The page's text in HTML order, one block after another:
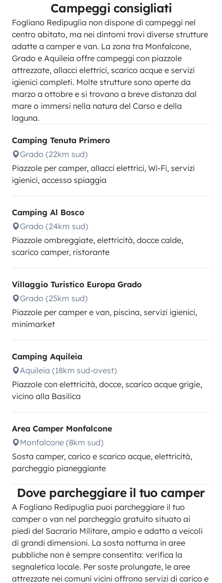
Campeggi consigliati
Fogliano Redipuglia non dispone di campeggi nel
centro abitato, ma nei dintorni trovi diverse strutture
adatte a camper e van. La zona tra Monfalcone,
Grado e Aquileia offre campeggi con piazzole
attrezzate, allacci elettrici, scarico acque e servizi
igienici completi. Molte strutture sono aperte da
marzo a ottobre e si trovano a breve distanza dal
mare o immersi nella natura del Carso e della
laguna.
Camping Tenuta Primero
Grado (22km sud)
Piazzole per camper, allacci elettrici, Wi-Fi, servizi
igienici, accesso spiaggia
Camping Al Bosco
Grado (24km sud)
Piazzole ombreggiate, elettricità, docce calde,
scarico camper, ristorante
Villaggio Turistico Europa Grado
Grado (25km sud)
Piazzole per camper e van, piscina, servizi igienici,
minimarket
Camping Aquileia
Aquileia (18km sud-ovest)
Piazzole con elettricità, docce, scarico acque grigie,
vicino alla Basilica
Area Camper Monfalcone
Monfalcone (8km sud)
Sosta camper, carico e scarico acque, elettricità,
parcheggio pianeggiante
Dove parcheggiare il tuo camper
A Fogliano Redipuglia puoi parcheggiare il tuo
camper o van nel parcheggio gratuito situato ai
piedi del Sacrario Militare, ampio e adatto a veicoli
di grandi dimensioni. La sosta notturna in aree
pubbliche non è sempre consentita: verifica la
segnaletica locale. Per soste prolungate, le aree
attrezzate nei comuni vicini offrono servizi di carico e